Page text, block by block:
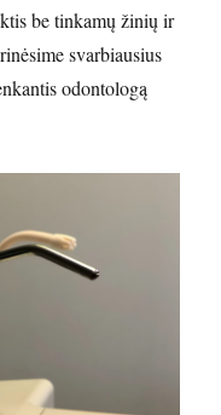
be tinkamų žinių ir
svarbiausius
odontologą